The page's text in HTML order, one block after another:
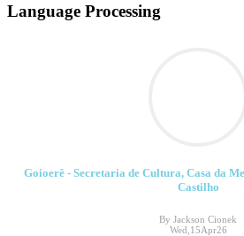
Language Processing
Goioerê - Secretaria de Cultura, Casa da
Castilho
By Jackson Cionek
Wed,15Apr26